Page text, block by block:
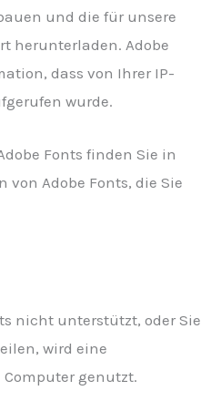
und die für unsere
herunterladen. Adobe
dass von Ihrer IP-
wurde.
Fonts finden Sie in
Adobe Fonts, die Sie
nicht unterstützt, oder Sie
wird eine
genutzt.